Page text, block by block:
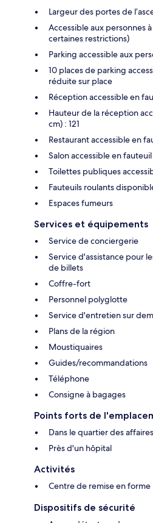
Largeur des portes de
Accessible aux personnes
certaines restrictions)
Parking accessible aux
10 places de parking
réduite sur place
Réception accessible en
Hauteur de la réception
cm) : 121
Restaurant accessible en
Salon accessible en
Toilettes publiques
Fauteuils roulants
Espaces fumeurs
Services et équipements
Service de conciergerie
Service d'assistance pour
de billets
Coffre-fort
Personnel polyglotte
Service d'entretien sur
Plans de la région
Moustiquaires
Guides/recommandations
Téléphone
Consigne à bagages
Points forts de
Dans le quartier des affaires
Près d'un hôpital
Activités
Centre de remise en forme
Dispositifs de sécurité